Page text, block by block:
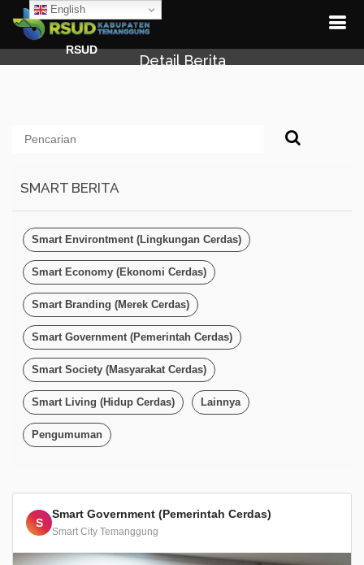
English
RSUD
Detail Berita
SMART BERITA
Smart Environtment (Lingkungan Cerdas)
Smart Economy (Ekonomi Cerdas)
Smart Branding (Merek Cerdas)
Smart Government (Pemerintah Cerdas)
Smart Society (Masyarakat Cerdas)
Smart Living (Hidup Cerdas) Lainnya
Pengumuman
S
Smart Government (Pemerintah Cerdas)
Smart City Temanggung